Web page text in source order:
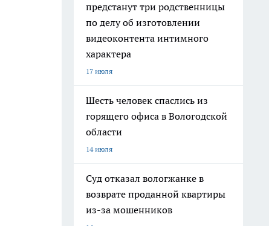
предстанут три родственницы
по делу об изготовлении
видеоконтента интимного
характера
17 июля
Шесть человек спаслись из
горящего офиса в Вологодской
области
14 июля
Суд отказал вологжанке в
возврате проданной квартиры
из-за мошенников